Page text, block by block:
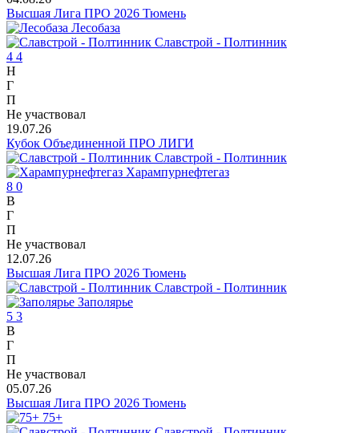
Высшая Лига ПРО 2026 Тюмень
Лесобаза
Славстрой - Полтинник
4 4
Н
Г
П
Не участвовал
19.07.26
Кубок Объединенной ПРО ЛИГИ
Славстрой - Полтинник
Харампурнефтегаз
8 0
В
Г
П
Не участвовал
12.07.26
Высшая Лига ПРО 2026 Тюмень
Славстрой - Полтинник
Заполярье
5 3
В
Г
П
Не участвовал
05.07.26
Высшая Лига ПРО 2026 Тюмень
75+